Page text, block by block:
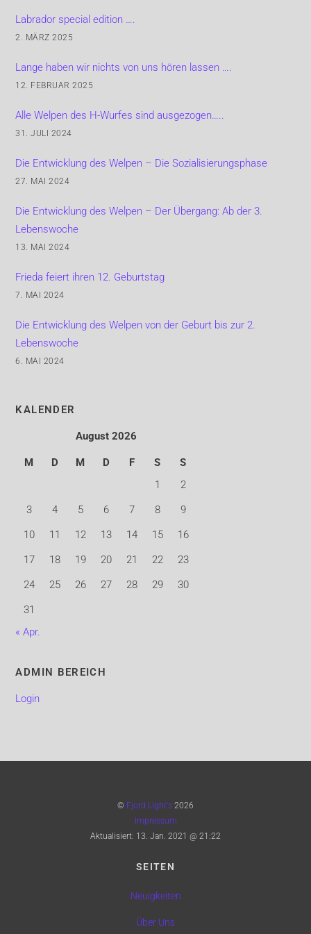
Labrador special edition ….
2. MÄRZ 2025
Lange haben wir nichts von uns hören lassen ….
12. FEBRUAR 2025
Alle Welpen des H-Wurfes sind ausgezogen…..
31. JULI 2024
Die Entwicklung des Welpen – Die Sozialisierungsphase
27. MAI 2024
Die Entwicklung des Welpen – Der Übergang: Ab der 3.
Lebenswoche
13. MAI 2024
Frieda feiert ihren 12. Geburtstag
7. MAI 2024
Die Entwicklung des Welpen von der Geburt bis zur 2.
Lebenswoche
6. MAI 2024
KALENDER
August 2026
M D M D F S
S
1
2
3
4 5 6 7 8
9
10
11 12 13 14 15
16
17
18 19 20 21 22
23
24
25 26 27 28 29
30
31
« Apr.
ADMIN BEREICH
Login
© Fjord Light's 2026
Impressum
Aktualisiert: 13. Jan. 2021 @ 21:22
SEITEN
Neuigkeiten
Über Uns